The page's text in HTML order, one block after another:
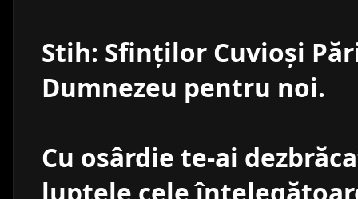
Stih: Sfinţilor Cuvioşi
Dumnezeu pentru noi.
Cu osârdie te-ai
luptele cele